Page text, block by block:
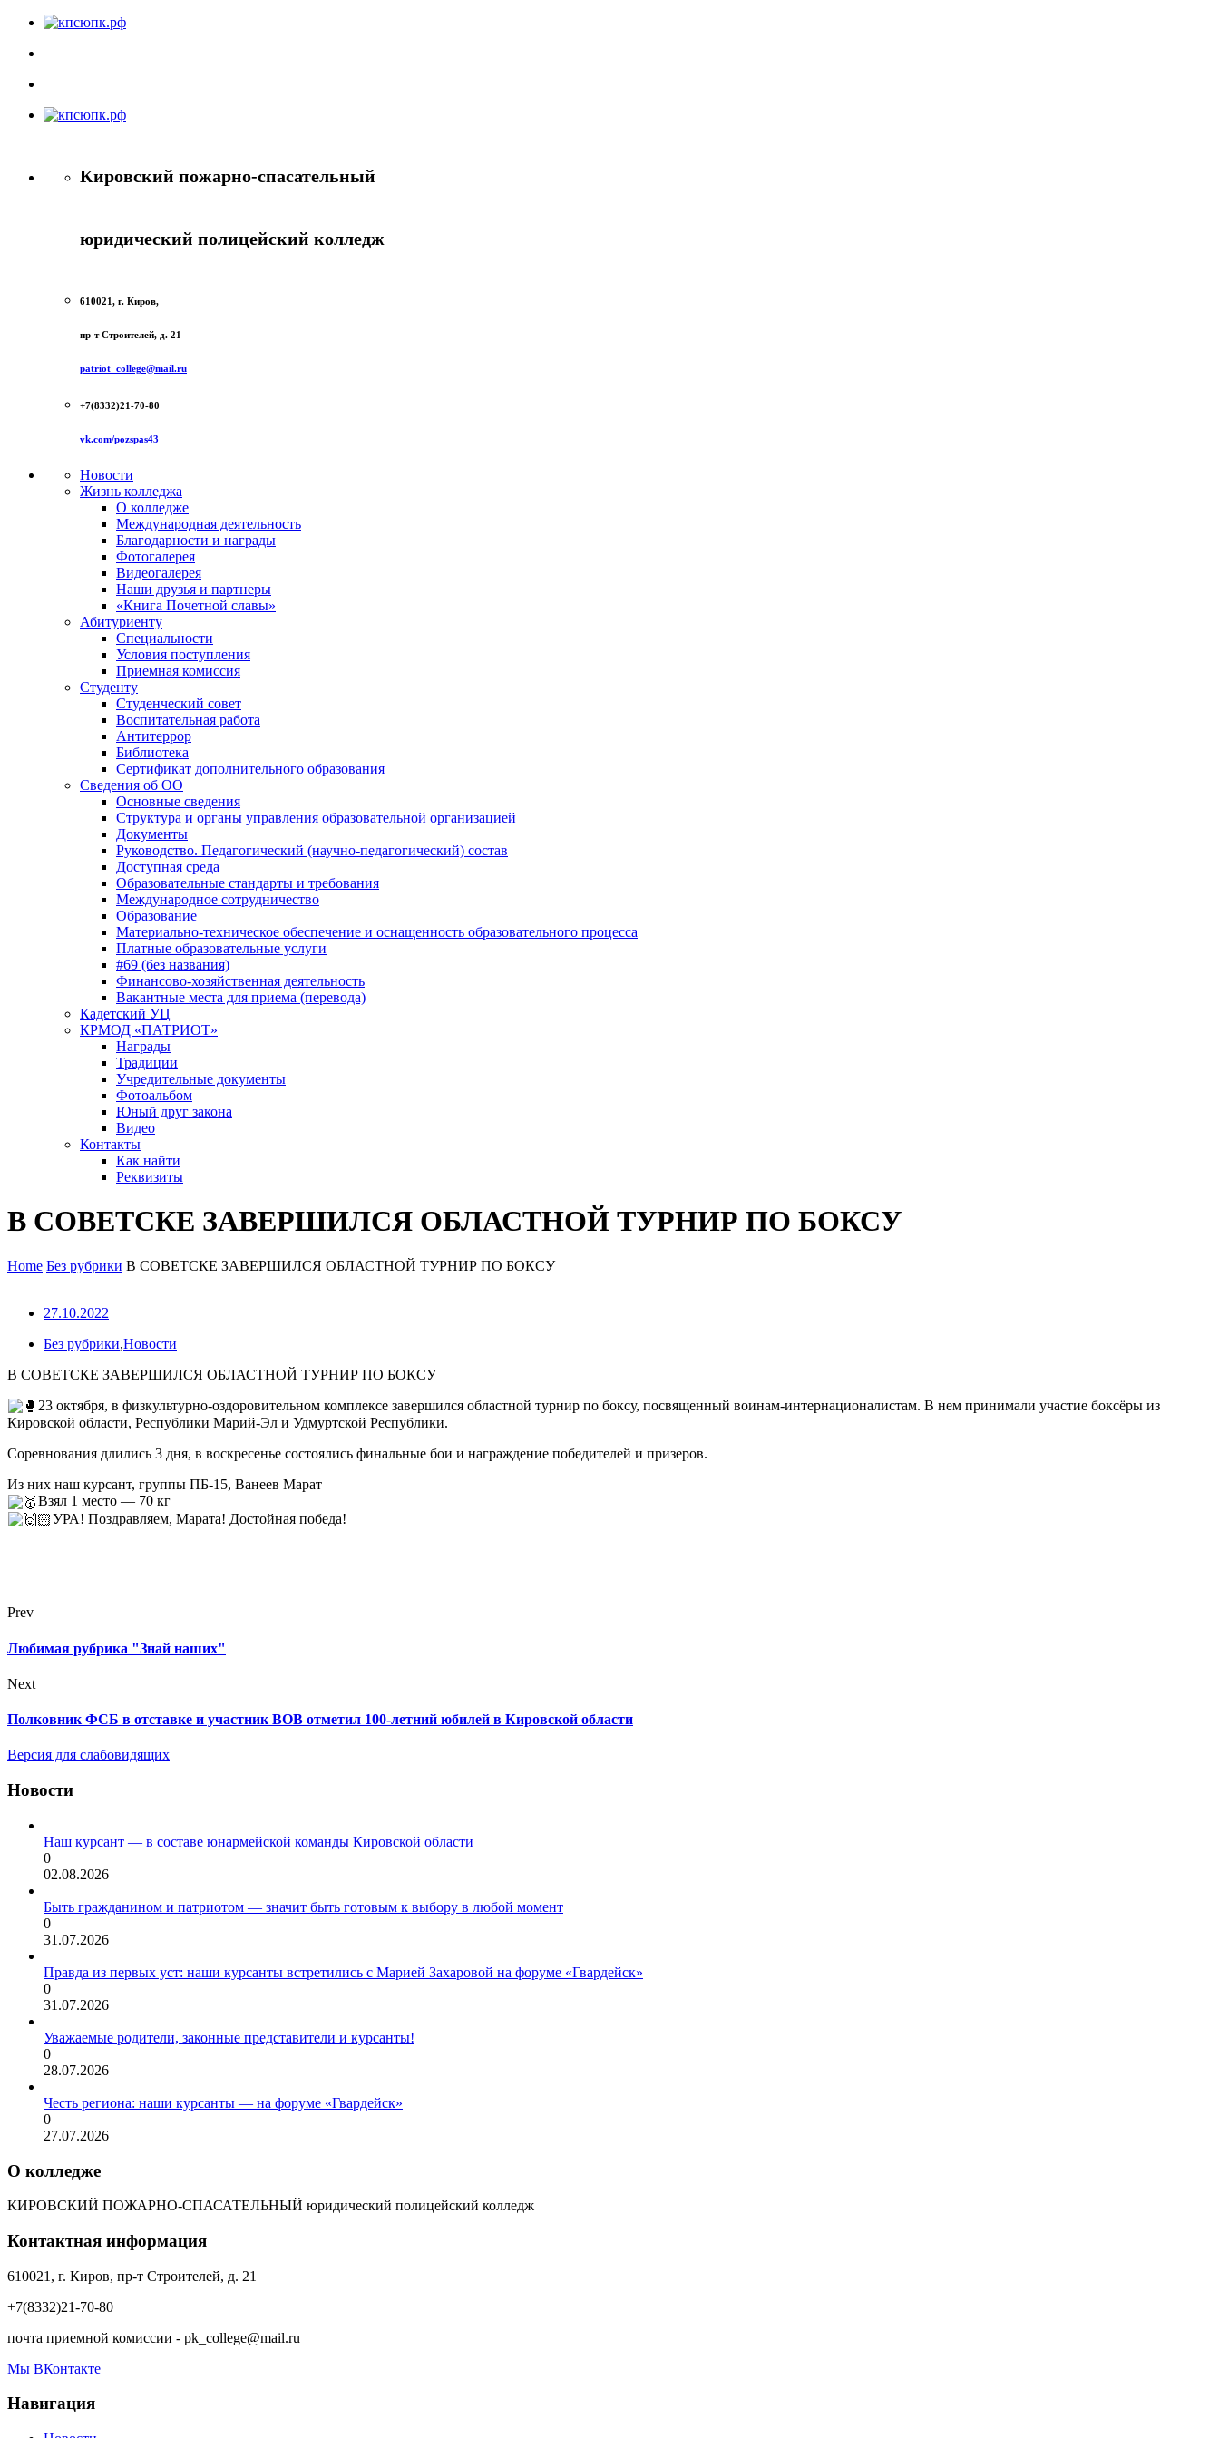
Кировский пожарно-спасательный
юридический полицейский колледж
610021, г. Киров,
пр-т Строителей, д. 21
patriot_college@mail.ru
+7(8332)21-70-80
vk.com/pozspas43
Новости
Жизнь колледжа
О колледже
Международная деятельность
Благодарности и награды
Фотогалерея
Видеогалерея
Наши друзья и партнеры
«Книга Почетной славы»
Абитуриенту
Специальности
Условия поступления
Приемная комиссия
Студенту
Студенческий совет
Воспитательная работа
Антитеррор
Библиотека
Сертификат дополнительного образования
Сведения об ОО
Основные сведения
Структура и органы управления образовательной организацией
Документы
Руководство. Педагогический (научно-педагогический) состав
Доступная среда
Образовательные стандарты и требования
Международное сотрудничество
Образование
Материально-техническое обеспечение и оснащенность образовательного процесса
Платные образовательные услуги
#69 (без названия)
Финансово-хозяйственная деятельность
Вакантные места для приема (перевода)
Кадетский УЦ
КРМОД «ПАТРИОТ»
Награды
Традиции
Учредительные документы
Фотоальбом
Юный друг закона
Видео
Контакты
Как найти
Реквизиты
В СОВЕТСКЕ ЗАВЕРШИЛСЯ ОБЛАСТНОЙ ТУРНИР ПО БОКСУ
Home Без рубрики В СОВЕТСКЕ ЗАВЕРШИЛСЯ ОБЛАСТНОЙ ТУРНИР ПО БОКСУ
27.10.2022
Без рубрики,Новости
В СОВЕТСКЕ ЗАВЕРШИЛСЯ ОБЛАСТНОЙ ТУРНИР ПО БОКСУ
23 октября, в физкультурно-оздоровительном комплексе завершился областной турнир по боксу, посвященный воинам-интернационалистам. В нем принимали участие боксёры из
Кировской области, Республики Марий-Эл и Удмуртской Республики.
Соревнования длились 3 дня, в воскресенье состоялись финальные бои и награждение победителей и призеров.
Из них наш курсант, группы ПБ-15, Ванеев Марат
Взял 1 место — 70 кг
УРА! Поздравляем, Марата! Достойная победа!
Prev
Любимая рубрика "Знай наших"
Next
Полковник ФСБ в отставке и участник ВОВ отметил 100-летний юбилей в Кировской области
Версия для слабовидящих
Новости
Наш курсант — в составе юнармейской команды Кировской области
0
02.08.2026
Быть гражданином и патриотом — значит быть готовым к выбору в любой момент
0
31.07.2026
Правда из первых уст: наши курсанты встретились с Марией Захаровой на форуме «Гвардейск»
0
31.07.2026
Уважаемые родители, законные представители и курсанты!
0
28.07.2026
Честь региона: наши курсанты — на форуме «Гвардейск»
0
27.07.2026
О колледже
КИРОВСКИЙ ПОЖАРНО-СПАСАТЕЛЬНЫЙ юридический полицейский колледж
Контактная информация
610021, г. Киров, пр-т Строителей, д. 21
+7(8332)21-70-80
почта приемной комиссии - pk_college@mail.ru
Мы ВКонтакте
Навигация